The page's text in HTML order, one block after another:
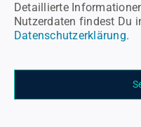
Detaillierte
Nutzerdaten findest Du
Datenschutzerklärung.